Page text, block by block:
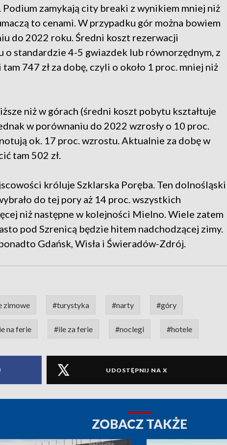
zamykają city breaki z wynikiem mniej niż
to cenami. W przypadku gór można bowiem
do 2022 roku. Średni koszt rezerwacji
standardzie 4-5 gwiazdek lub równorzędnym, z
747 zł za dobę, czyli o około 1 proc. mniej niż
niż w górach (średni koszt pobytu kształtuje
w porównaniu do 2022 wzrosły o 10 proc.
ok. 17 proc. wzrostu. Aktualnie za dobę w
tam 502 zł.
króluje Szklarska Poręba. Ten dolnośląski
do tej pory aż 14 proc. wszystkich
niż następne w kolejności Mielno. Wiele zatem
pod Szrenicą będzie hitem nadchodzącej zimy.
Gdańsk, Wisła i Świeradów-Zdrój.
zimowe #turystyka #narty #góry
na ferie #ile za ferie #noclegi #hotele
UDOSTĘPNIJ NA X
ZOBACZ TAKŻE